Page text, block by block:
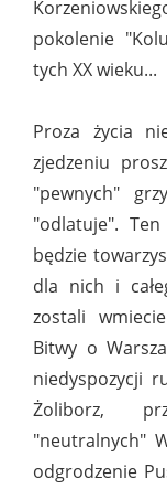
pokolenie
tych XX wieku...
Proza życia
zjedzeniu
"pewnych"
"odlatuje".
będzie
dla nich i
zostali
Bitwy o
niedyspozycji
Żoliborz,
"neutralnych"
odgrodzenie